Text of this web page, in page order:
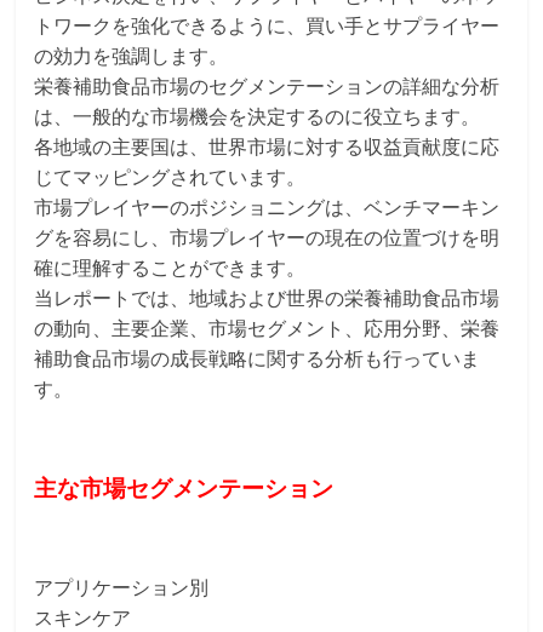
トワークを強化できるように、買い手とサプライヤー
の効力を強調します。
栄養補助食品市場のセグメンテーションの詳細な分析
は、一般的な市場機会を決定するのに役立ちます。
各地域の主要国は、世界市場に対する収益貢献度に応
じてマッピングされています。
市場プレイヤーのポジショニングは、ベンチマーキン
グを容易にし、市場プレイヤーの現在の位置づけを明
確に理解することができます。
当レポートでは、地域および世界の栄養補助食品市場
の動向、主要企業、市場セグメント、応用分野、栄養
補助食品市場の成長戦略に関する分析も行っていま
す。
主な市場セグメンテーション
アプリケーション別
スキンケア